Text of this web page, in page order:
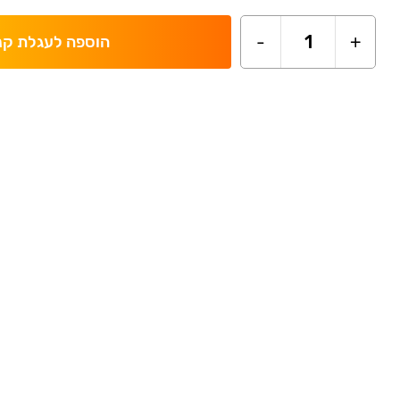
+
1
- הוספה לעגלת